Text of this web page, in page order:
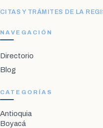
CITAS Y TRÁMITES DE LA
NAVEGACIÓN
Directorio
Blog
CATEGORÍAS
Antioquia
Boyacá